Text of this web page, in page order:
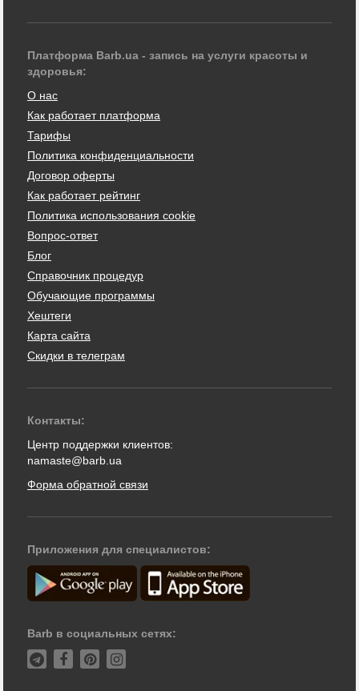
Платформа Barb.ua - запись на услуги красоты и
здоровья:
О нас
Как работает платформа
Тарифы
Политика конфиденциальности
Договор оферты
Как работает рейтинг
Политика использования cookie
Вопрос-ответ
Блог
Справочник процедур
Обучающие программы
Хештеги
Карта сайта
Скидки в телеграм
Контакты:
Центр поддержки клиентов:
namaste@barb.ua
Форма обратной связи
Приложения для специалистов:
Barb в социальных сетях: